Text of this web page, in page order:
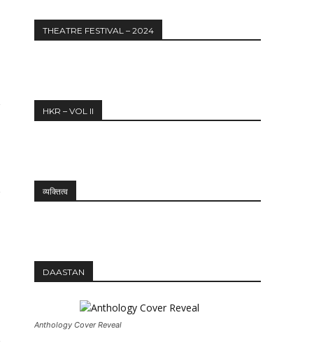
THEATRE FESTIVAL – 2024
HKR – VOL II
व्यक्तित्व
DAASTAN
Anthology Cover Reveal